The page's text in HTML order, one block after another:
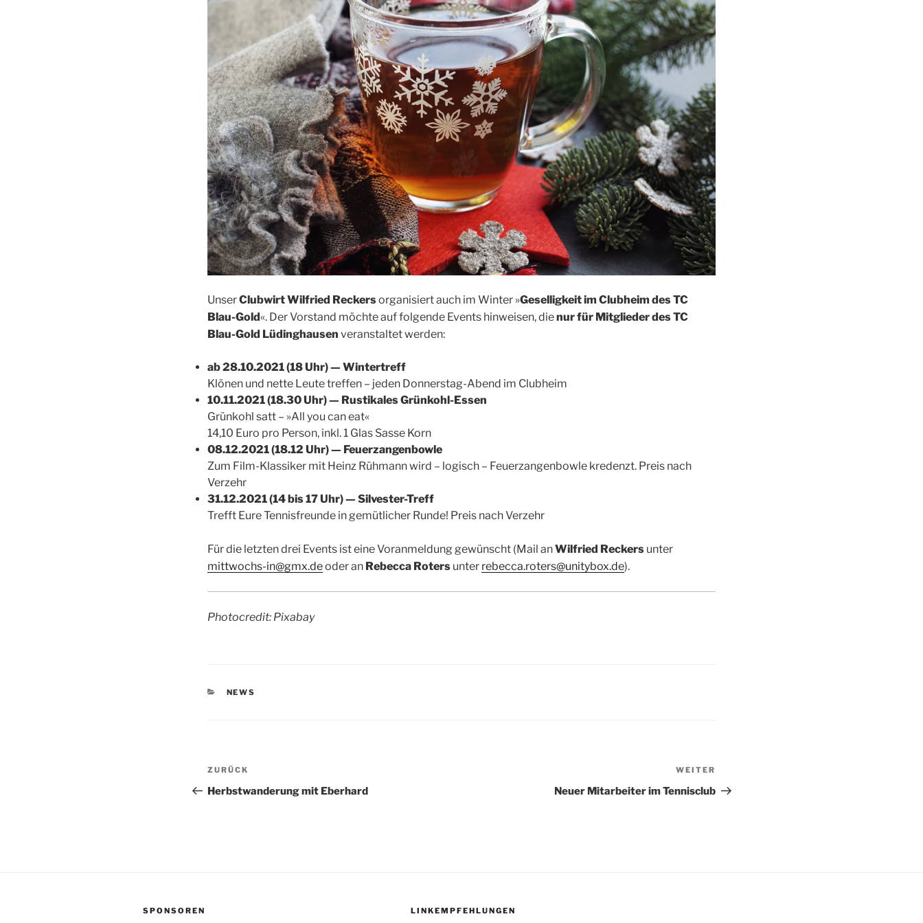
UnserClub­wirt Wil­fried Reckersorga­ni­siert auch im Win­ter »Gesel­lig­keit im Club­heim des TC
Blau-Gold«. Der Vor­stand möch­te auf fol­gen­de Events hin­wei­sen, dienur für Mit­glie­der des TC
Blau-Gold Lüding­hau­sen ver­an­stal­tet werden:
ab 28.10.2021 (18 Uhr) — Wintertreff
Klö­nen und net­te Leu­te tref­fen – jeden Don­ners­tag-Abend im Clubheim
10.11.2021 (18.30 Uhr) — Rus­ti­ka­les Grünkohl-Essen
Grün­kohl satt – »All you can eat«
14,10 Euro pro Per­son, inkl. 1 Glas Sas­se Korn
08.12.2021 (18.12 Uhr) — Feuerzangenbowle
Zum Film-Klas­si­ker mit Heinz Rüh­mann wird – logisch – Feu­er­zan­gen­bow­le kre­denzt. Preis nach
Verzehr
31.12.2021 (14 bis 17 Uhr) — Silvester-Treff
Trefft Eure Ten­nis­freun­de in gemüt­li­cher Run­de! Preis nach Verzehr
Für die letz­ten drei Events ist eine Vor­anmel­dung gewünscht (Mail anWil­fried Reckers unter
mittwochs-in@gmx.deoder an Rebec­ca Rot­ers unter rebecca.roters@unitybox.de).
Pho­to­credit: Pixabay
KATEGORIEN
NEWS
Beitragsnavigation
Vorheriger
Beitrag
ZURÜCK
Herbstwanderung mit Eberhard
Beitrag
WEITER
Neuer Mitarbeiter im Tennisclub
SPONSOREN LINKEMPFEHLUNGEN